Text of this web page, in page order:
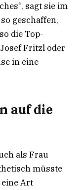
sagt sie im
geschaffen,
die Top-
Fritzl oder
in eine
auf die
als Frau
müsste
eine Art